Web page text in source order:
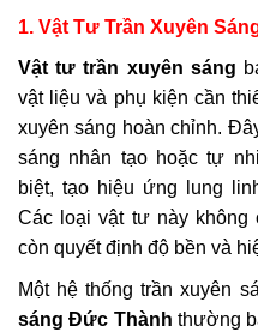
1. Vật Tư Trần Xuyên
Vật tư trần xuyên sáng
vật liệu và phụ kiện cần
xuyên sáng hoàn chỉnh.
sáng nhân tạo hoặc tự
biệt, tạo hiệu ứng lung
Các loại vật tư này không
còn quyết định độ bền và
Một hệ thống trần xuyên
sáng Đức Thành thường